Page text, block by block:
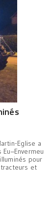
Eglise a
pour
et